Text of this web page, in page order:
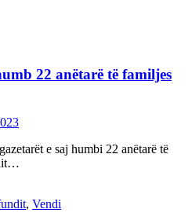
22 anëtarë të familjes
e saj humbi 22 anëtarë të
, Vendi